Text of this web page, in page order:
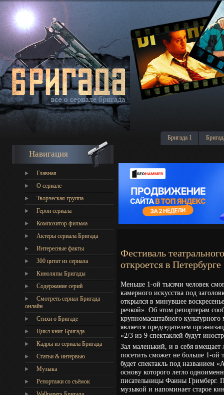
Бригада 1
Навигация
Главная
О сериале
Творческая группа
Герои сериала
Композитор фильма
Актеры сериала Бригада
Интересные факты
300 цитат из сериала
Киноляпы Бригады
Содержание серий
Смотреть сериал Бригада
онлайн
Стихи о Бригаде
Цикл книг Бригада
Кадры из сериала Бригада
Статьи & интервью
Музыка
Репортажи со съёмок
Фестиваль
откроется в Петербурге
Меньше 1-ой тысячи человек
камерного искусства под
открылся в минувшее
речкой». Об этом репортерам
крупномасштабного
является председателем
«2/3 из 9 спектаклей будут
Зал маленький, и в себя вмещает
посетить сможет не больше 1-ой
будет спектакль под названием
основу которого легло
писательницы Фаины Гримберг.
музыкой и напоминает старое